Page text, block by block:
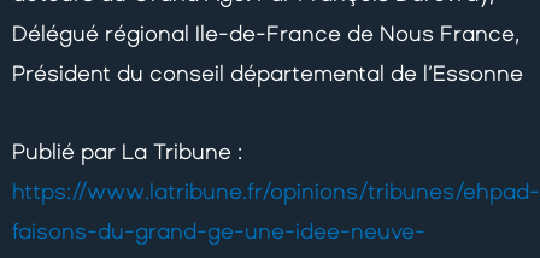
Délégué régional Ile-de-France de Nous France,
Président du conseil départemental de l’Essonne
Publié par La Tribune :
https://www.latribune.fr/opinions/tribunes/ehpad-
faisons-du-grand-ge-une-idee-neuve-